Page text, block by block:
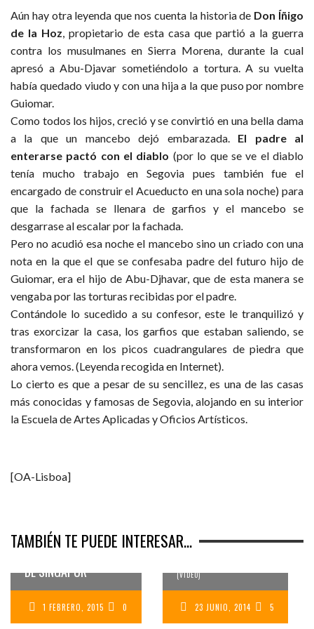
Aún hay otra leyenda que nos cuenta la historia de Don Íñigo
de la Hoz, propietario de esta casa que partió a la guerra
contra los musulmanes en Sierra Morena, durante la cual
apresó a Abu-Djavar sometiéndolo a tortura. A su vuelta
había quedado viudo y con una hija a la que puso por nombre
Guiomar.
Como todos los hijos, creció y se convirtió en una bella dama
a la que un mancebo dejó embarazada. El padre al
enterarse pactó con el diablo (por lo que se ve el diablo
tenía mucho trabajo en Segovia pues también fue el
encargado de construir el Acueducto en una sola noche) para
que la fachada se llenara de garfios y el mancebo se
desgarrase al escalar por la fachada.
Pero no acudió esa noche el mancebo sino un criado con una
nota en la que el que se confesaba padre del futuro hijo de
Guiomar, era el hijo de Abu-Djhavar, que de esta manera se
vengaba por las torturas recibidas por el padre.
Contándole lo sucedido a su confesor, este le tranquilizó y
tras exorcizar la casa, los garfios que estaban saliendo, se
transformaron en los picos cuadrangulares de piedra que
ahora vemos. (Leyenda recogida en Internet).
Lo cierto es que a pesar de su sencillez, es una de las casas
más conocidas y famosas de Segovia, alojando en su interior
la Escuela de Artes Aplicadas y Oficios Artísticos.
[OA-Lisboa]
TAMBIÉN TE PUEDE INTERESAR...
CUALQUIERA EN EL
DE SINGAPUR
1 FEBRERO, 2015 0
BARCELONA
(VÍDEO)
23 JUNIO, 2014 5